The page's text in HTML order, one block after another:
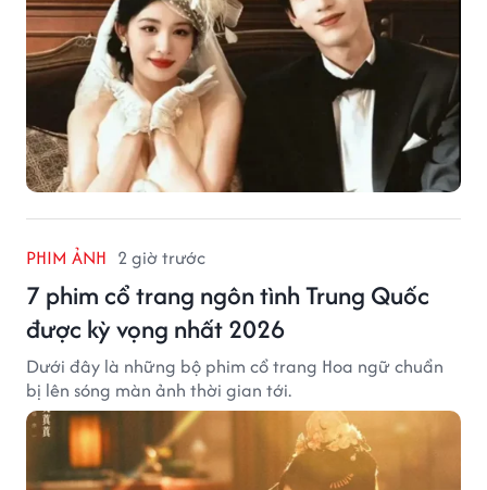
PHIM ẢNH 2 giờ trước
7 phim cổ trang ngôn tình Trung Quốc
được kỳ vọng nhất 2026
Dưới đây là những bộ phim cổ trang Hoa ngữ chuẩn
bị lên sóng màn ảnh thời gian tới.